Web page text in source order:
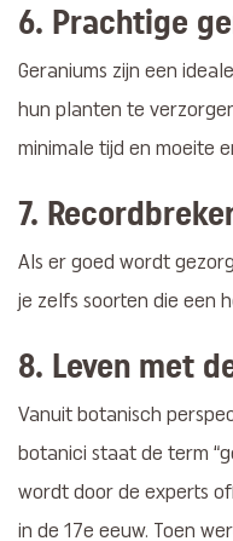
6. Prachtige
Geraniums zijn een
hun planten te
minimale tijd en moeite
7.
Als er goed wordt
je zelfs soorten die een
8. Leven met
Vanuit botanisch
botanici staat de term
wordt door de experts
in de 17e eeuw. Toen